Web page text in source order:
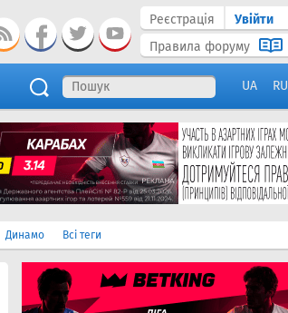
Реєстрація
Увійти
Правила форуму
UA RU
Динамо Всі теги